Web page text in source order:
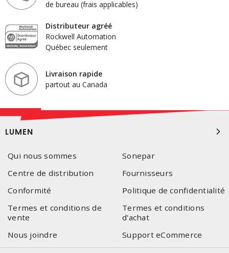
électroniques. Ils sont idéaux pour les applications industrielles et
optimale des composants et appareils.
La quincaillerie pour boîtes et accessoires
nécessaire pour monter, sécuriser et maintenir les boîtes et
cabinets. Cela inclut des éléments tels que des vis, des charnières,
des serrures, assurant ainsi la fonctionnalité et la sécurité des
installations.
de bureau (frais applicables)
Distributeur agréé
Rockwell Automation
Québec seulement
Livraison rapide
partout au Canada
LUMEN
Qui nous sommes
Sonepar
Centre de distribution
Fournisseurs
Conformité
Politique de confidentialité
Termes et conditions de
vente
Termes et conditions
d'achat
Nous joindre
Support eCommerce